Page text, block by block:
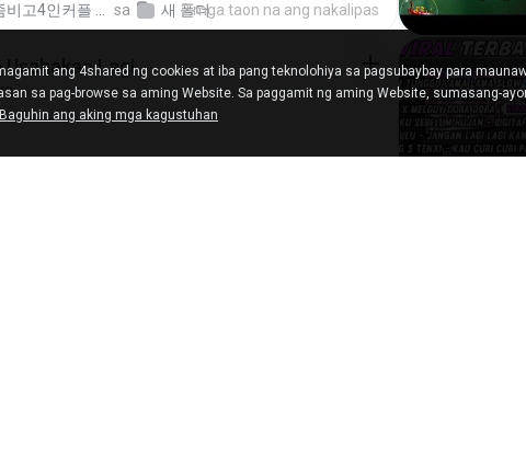
sa 새 폴더
2 mga taon na ang nakalipas
Usahakan Lagi
ang 4shared ng cookies at iba pang teknolohiya sa pagsubaybay para
sa pag-browse sa aming Website. Sa paggamit ng aming Website, sumasang-
Baguhin ang aking mga kagustuhan